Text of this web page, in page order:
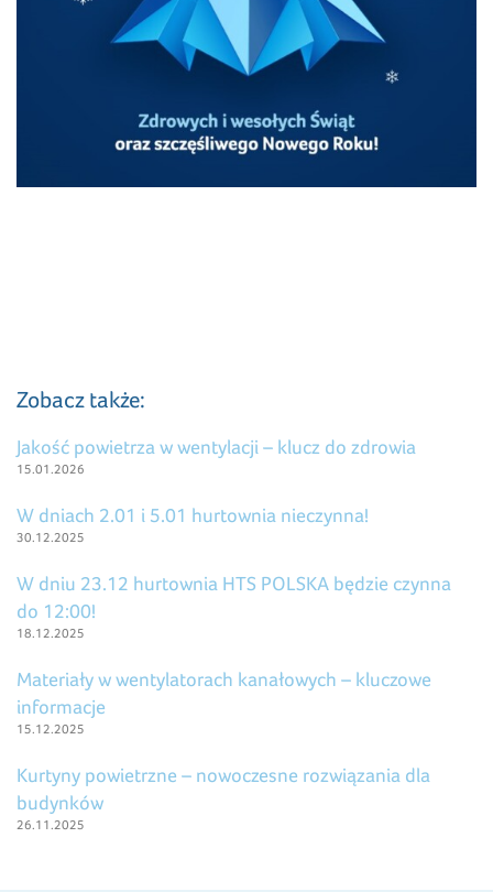
Zobacz także:
Jakość powietrza w wentylacji – klucz do zdrowia
15.01.2026
W dniach 2.01 i 5.01 hurtownia nieczynna!
30.12.2025
W dniu 23.12 hurtownia HTS POLSKA będzie czynna
do 12:00!
18.12.2025
Materiały w wentylatorach kanałowych – kluczowe
informacje
15.12.2025
Kurtyny powietrzne – nowoczesne rozwiązania dla
budynków
26.11.2025